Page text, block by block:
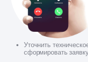
Уточнить
сформировать